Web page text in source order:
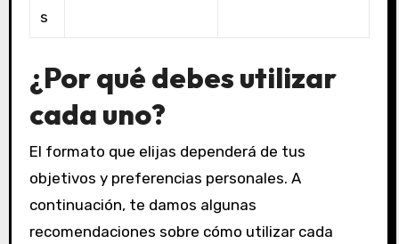
s
¿Por qué debes utilizar
cada uno?
El formato que elijas dependerá de tus
objetivos y preferencias personales. A
continuación, te damos algunas
recomendaciones sobre cómo utilizar cada